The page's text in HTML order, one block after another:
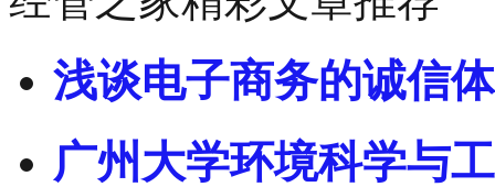
浅谈电子商务的诚信
广州大学环境科学与